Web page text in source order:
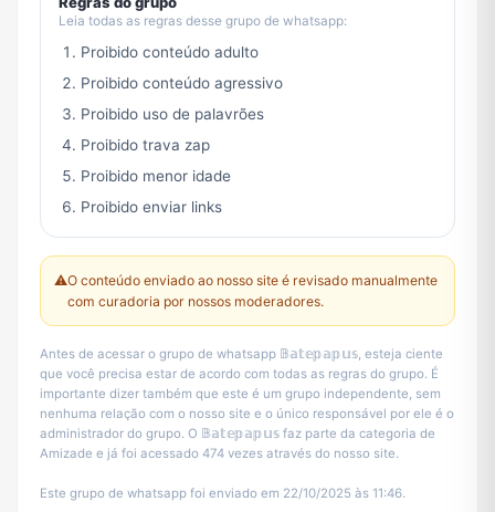
Leia todas as regras desse grupo de whatsapp:
Proibido conteúdo adulto
Proibido conteúdo agressivo
Proibido uso de palavrões
Proibido trava zap
Proibido menor idade
Proibido enviar links
⚠️O conteúdo enviado ao nosso site é revisado manualmente
com curadoria por nossos moderadores.
Antes de acessar o grupo de whatsapp 𝔹𝕒𝕥𝕖𝕡𝕒𝕡𝕦𝕤, esteja ciente
que você precisa estar de acordo com todas as regras do grupo. É
importante dizer também que este é um grupo independente, sem
nenhuma relação com o nosso site e o único responsável por ele é o
administrador do grupo. O 𝔹𝕒𝕥𝕖𝕡𝕒𝕡𝕦𝕤 faz parte da categoria de
Amizade e já foi acessado 474 vezes através do nosso site.
Este grupo de whatsapp foi enviado em 22/10/2025 às 11:46.